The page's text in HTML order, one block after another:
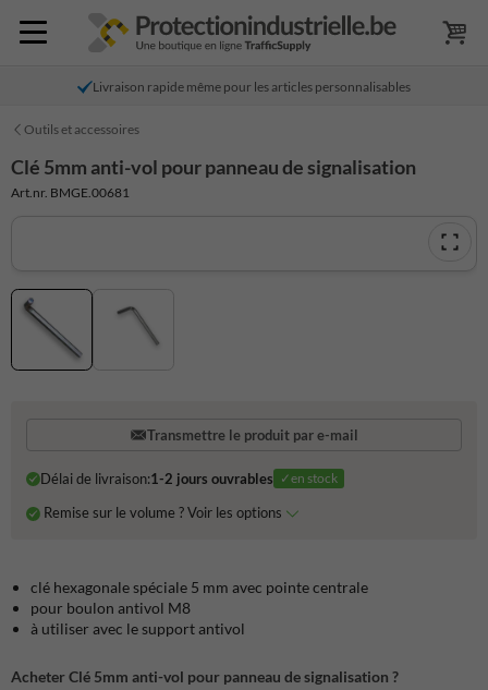
Livraison rapide même pour les articles personnalisables
Outils et accessoires
Clé 5mm anti-vol pour panneau de signalisation
Art.nr. BMGE.00681
Transmettre le produit par e-mail
Délai de livraison:1-2 jours ouvrables ✓en stock
Remise sur le volume ? Voir les options
clé hexagonale spéciale 5 mm avec pointe centrale
pour boulon antivol M8
à utiliser avec le support antivol
Acheter Clé 5mm anti-vol pour panneau de signalisation ?